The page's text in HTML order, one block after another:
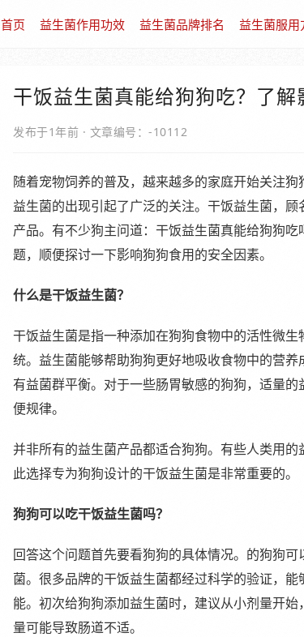
首页 益生菌作用功效 益生菌品牌排名 益生菌服用
干饭益生菌真能给狗狗吃？了
发布于1年前 · 文章编号：-10112
随着宠物饲养的普及，越来越多的家庭开始关注狗
益生菌的出现引起了广泛的关注。干饭益生菌，
产品。有不少狗主问道：干饭益生菌真能给狗狗
题，顺便探讨一下影响狗狗食用的安全因素。
什么是干饭益生菌？
干饭益生菌是指一种添加在狗狗食物中的活性微
统。益生菌能够帮助狗狗更好地吸收食物中的营
有益菌群平衡。对于一些肠胃敏感的狗狗，适量
便规律。
并非所有的益生菌产品都适合狗狗。有些人类用
此选择专为狗狗设计的干饭益生菌是非常重要的。
狗狗可以吃干饭益生菌吗？
回答这个问题首先要看狗狗的具体情况。的狗狗
菌。很多品牌的干饭益生菌都经过科学的验证，
能。初次给狗狗添加益生菌时，建议从小剂量开
量可能导致肠道不适。